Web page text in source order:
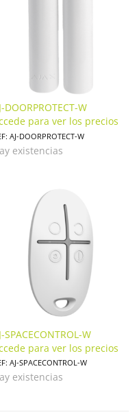
DOORPROTECT-W
para ver los precios
AJ-DOORPROTECT-W
existencias
SPACECONTROL-W
para ver los precios
AJ-SPACECONTROL-W
existencias